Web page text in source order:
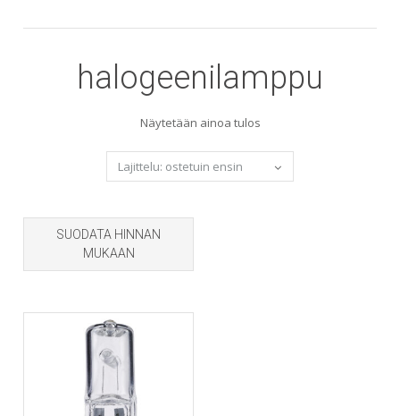
halogeenilamppu
Näytetään ainoa tulos
SUODATA HINNAN
MUKAAN